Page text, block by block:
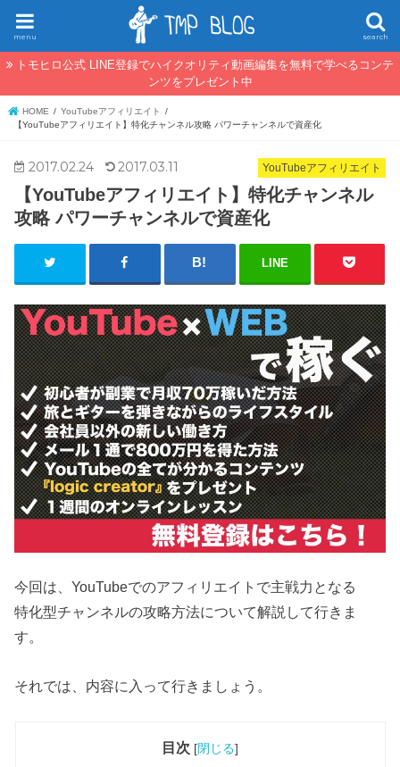
search
menu
トモヒロ公式 LINE登録でハイクオリティ動画編集を無料で学べるコンテ
ンツをプレゼント中
HOME
YouTubeアフィリエイト
【YouTubeアフィリエイト】特化チャンネル攻略 パワーチャンネルで資産化
YouTubeアフィリエイト
2017.02.24 2017.03.11
【YouTubeアフィリエイト】特化チャンネル
攻略 パワーチャンネルで資産化
LINE
今回は、YouTubeでのアフィリエイトで主戦力となる
特化型チャンネルの攻略方法について解説して行きま
す。
それでは、内容に入って行きましょう。
目次 [閉じる]